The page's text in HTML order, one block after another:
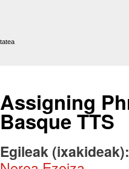
Assigning
Basque TTS
Egileak